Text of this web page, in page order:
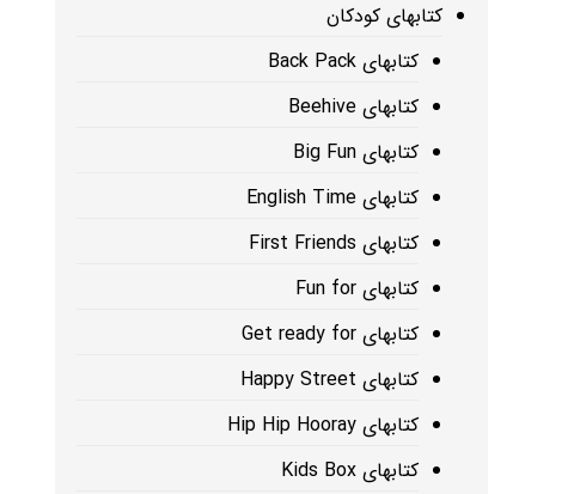
کتابهای کودکان
کتابهای Back Pack
کتابهای Beehive
کتابهای Big Fun
کتابهای English Time
کتابهای First Friends
کتابهای Fun for
کتابهای Get ready for
کتابهای Happy Street
کتابهای Hip Hip Hooray
کتابهای Kids Box